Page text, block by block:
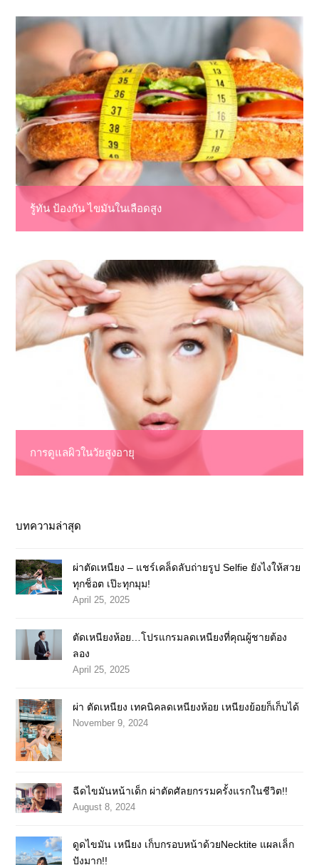
รู้ทัน ป้องกัน ไขมันในเลือดสูง
การดูแลผิวในวัยสูงอายุ
บทความล่าสุด
ผ่าตัดเหนียง – แชร์เคล็ดลับถ่ายรูป Selfie ยังไงให้สวย
ทุกช็อต เป๊ะทุกมุม!
April 25, 2025
ตัดเหนียงห้อย…โปรแกรมลดเหนียงที่คุณผู้ชายต้อง
ลอง
April 25, 2025
ผ่า ตัดเหนียง เทคนิคลดเหนียงห้อย เหนียงย้อยก็เก็บได้
November 9, 2024
ฉีดไขมันหน้าเด็ก ผ่าตัดศัลยกรรมครั้งแรกในชีวิต!!
August 8, 2024
ดูดไขมัน เหนียง เก็บกรอบหน้าด้วยNecktite แผลเล็ก
ปังมาก!!